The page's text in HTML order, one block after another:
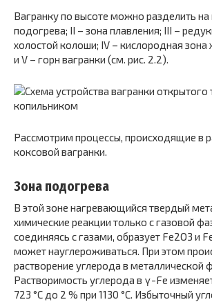
Вагранку по высоте можно разделить на
подогрева; II – зона плавления; III –
холостой колоши; IV – кислородная зона
и V – горн вагранки (см. рис. 2.2).
Рассмотрим процессы, происходящие в
коксовой вагранки.
Зона подогрева
В этой зоне нагревающийся твердый
химические реакции только с газовой
соединяясь с газами, образует Fe2O3 и
может науглероживаться. При этом
растворение углерода в металлической
Растворимость углерода в γ-Fe
723 °С до 2 % при 1130 °С. Избыточный